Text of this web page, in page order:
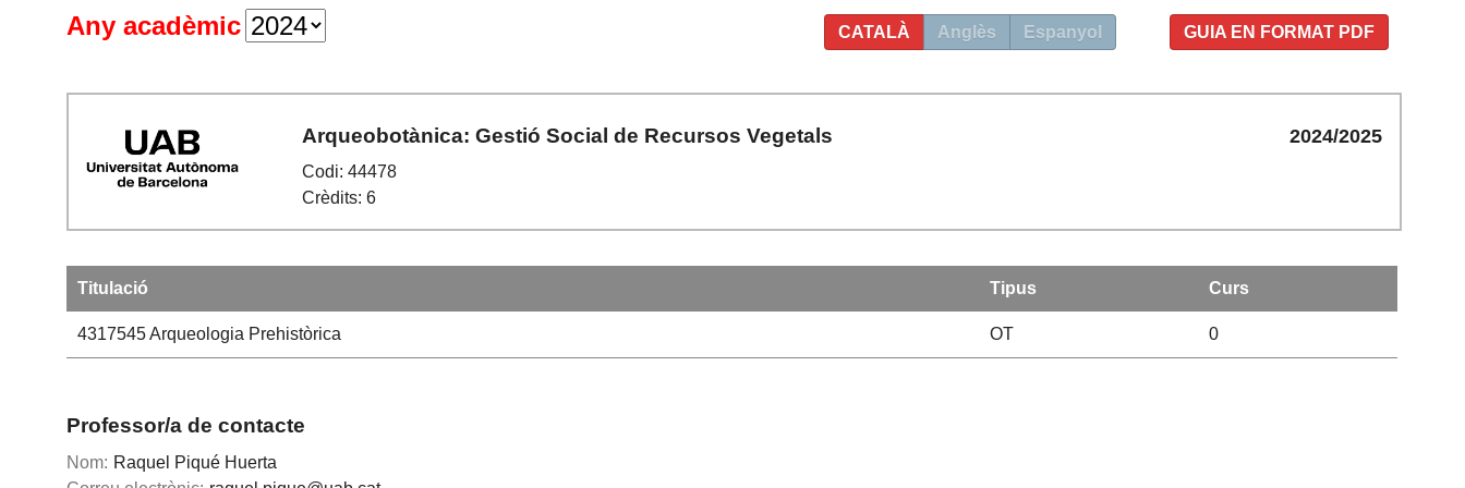
GUIA EN FORMAT PDF
CATALÀ Anglès Espanyol
Any acadèmic
Arqueobotànica: Gestió Social de Recursos Vegetals
Codi: 44478
Crèdits: 6
2024/2025
Titulació Tipus Curs
4317545Arqueologia Prehistòrica OT 0
Professor/a de contacte
Nom: Raquel Piqué Huerta